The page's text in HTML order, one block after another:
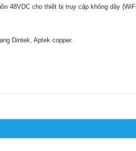
48VDC cho thiết bị truy cập không dây
Dintek, Aptek copper.